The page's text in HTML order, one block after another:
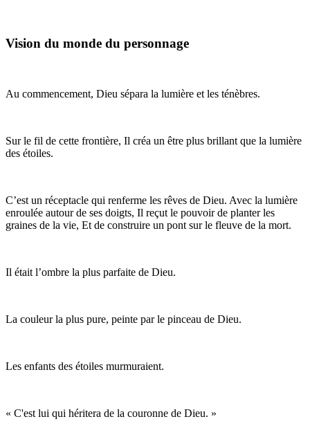
Vision du monde du personnage
Au commencement, Dieu sépara la lumière et les ténèbres.
Sur le fil de cette frontière, Il créa un être plus brillant que la lumière
des étoiles.
C’est un réceptacle qui renferme les rêves de Dieu. Avec la lumière
enroulée autour de ses doigts, Il reçut le pouvoir de planter les
graines de la vie, Et de construire un pont sur le fleuve de la mort.
Il était l’ombre la plus parfaite de Dieu.
La couleur la plus pure, peinte par le pinceau de Dieu.
Les enfants des étoiles murmuraient.
« C'est lui qui héritera de la couronne de Dieu. »